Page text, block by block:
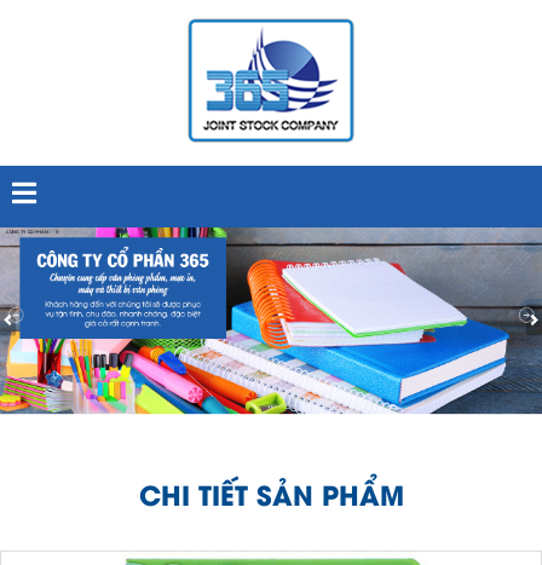
CHI TIẾT SẢN PHẨM